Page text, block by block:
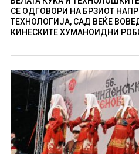
СЕ ОДГОВОРИ НА БРЗИОТ
ТЕХНОЛОГИЈА, САД ВЕЌЕ
КИНЕСКИТЕ ХУМАНОИДНИ